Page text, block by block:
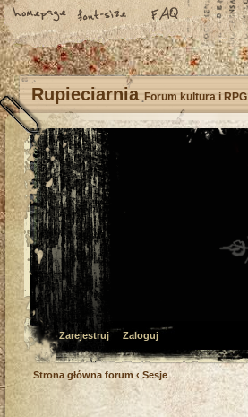
Rupieciarnia Forum kultura i RPG
Zarejestruj Zaloguj
Strona główna forum ‹ Sesje